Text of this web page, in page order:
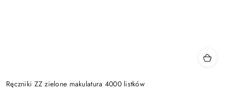
Ręczniki ZZ zielone makulatura 4000 listków